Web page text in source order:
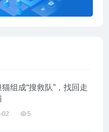
组成“搜救队”，找回走
02 5